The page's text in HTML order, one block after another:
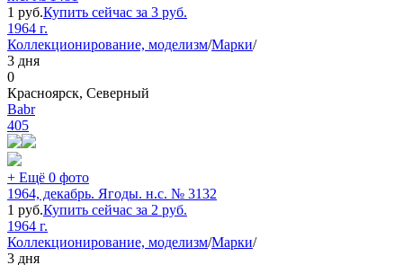
1 руб.Купить сейчас за 3 руб.
1964 г.
Коллекционирование, моделизм/Марки/
3 дня
0
Красноярск, Северный
Babr
405
+ Ещё 0 фото
1964, декабрь. Ягоды. н.с. № 3132
1 руб.Купить сейчас за 2 руб.
1964 г.
Коллекционирование, моделизм/Марки/
3 дня